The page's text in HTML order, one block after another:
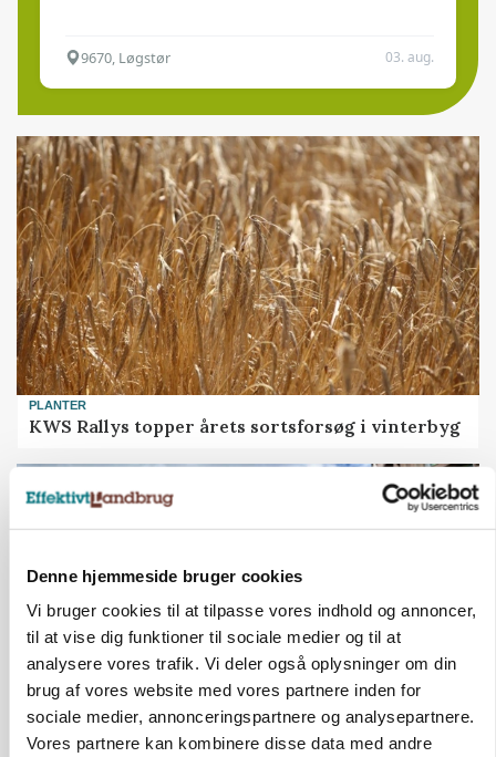
Denne hjemmeside bruger cookies
Vi bruger cookies til at tilpasse vores indhold og annoncer,
til at vise dig funktioner til sociale medier og til at
analysere vores trafik. Vi deler også oplysninger om din
brug af vores website med vores partnere inden for
sociale medier, annonceringspartnere og analysepartnere.
Vores partnere kan kombinere disse data med andre
9670, Løgstør 03. aug.
PLANTER
KWS Rallys topper årets sortsforsøg i vinterbyg